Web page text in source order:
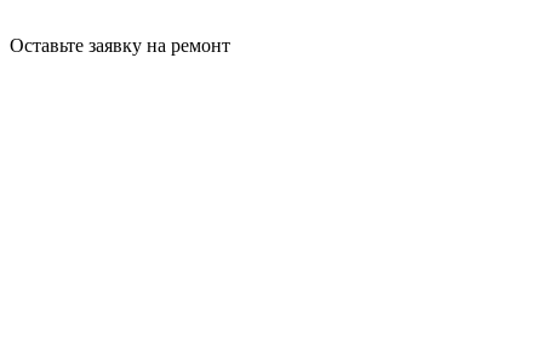
Оставьте заявку на ремонт